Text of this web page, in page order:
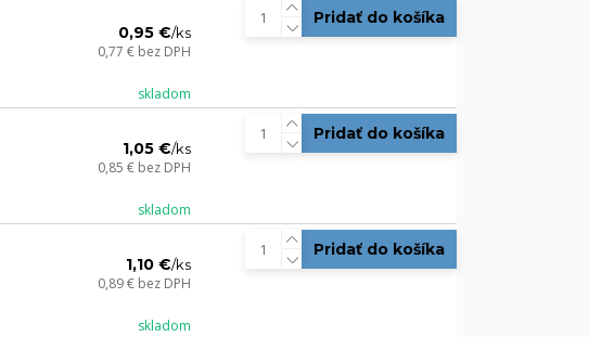
0,95 €/ks
0,77 € bez DPH
skladom
Pridať do košíka
1,05 €/ks
0,85 € bez DPH
skladom
Pridať do košíka
1,10 €/ks
0,89 € bez DPH
skladom
Pridať do košíka